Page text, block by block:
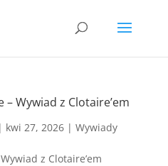
Wywiad z Clotaire’em
| kwi 27, 2026| Wywiady
z Clotaire’em